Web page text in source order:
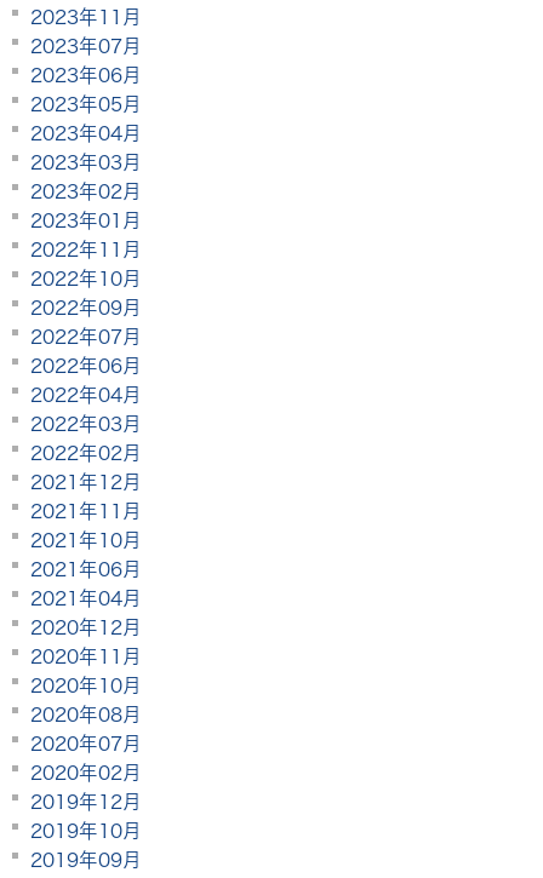
2023年11月
2023年07月
2023年06月
2023年05月
2023年04月
2023年03月
2023年02月
2023年01月
2022年11月
2022年10月
2022年09月
2022年07月
2022年06月
2022年04月
2022年03月
2022年02月
2021年12月
2021年11月
2021年10月
2021年06月
2021年04月
2020年12月
2020年11月
2020年10月
2020年08月
2020年07月
2020年02月
2019年12月
2019年10月
2019年09月